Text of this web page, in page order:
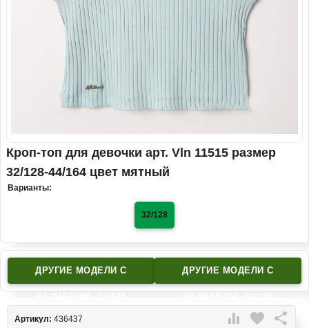
Кроп-топ для девочки арт. Vln 11515 размер
32/128-44/164 цвет мятный
Варианты:
32/128
ДРУГИЕ МОДЕЛИ C ДРУГИЕ МОДЕЛИ C
 favorite 
Артикул: 436437